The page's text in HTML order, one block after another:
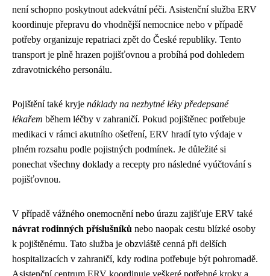
není schopno poskytnout adekvátní péči. Asistenční služba ERV
koordinuje přepravu do vhodnější nemocnice nebo v případě
potřeby organizuje repatriaci zpět do České republiky. Tento
transport je plně hrazen pojišťovnou a probíhá pod dohledem
zdravotnického personálu.
Pojištění také kryje náklady na nezbytné léky předepsané
lékařem během léčby v zahraničí. Pokud pojištěnec potřebuje
medikaci v rámci akutního ošetření, ERV hradí tyto výdaje v
plném rozsahu podle pojistných podmínek. Je důležité si
ponechat všechny doklady a recepty pro následné vyúčtování s
pojišťovnou.
V případě vážného onemocnění nebo úrazu zajišťuje ERV také
návrat rodinných příslušníků nebo naopak cestu blízké osoby
k pojištěnému. Tato služba je obzvláště cenná při delších
hospitalizacích v zahraničí, kdy rodina potřebuje být pohromadě.
Asistenční centrum ERV koordinuje veškeré potřebné kroky a